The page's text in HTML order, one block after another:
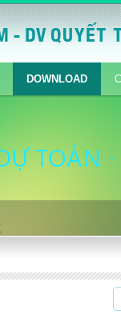
DOWNLOAD